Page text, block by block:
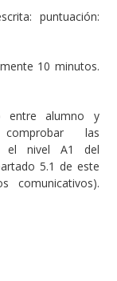
puntuación:
10 minutos.
entre alumno y
las
el nivel A1 del
5.1 de este
comunicativos).